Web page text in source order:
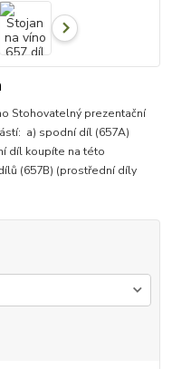
Stohovatelný prezentační
a) spodní díl (657A)
díl koupíte na této
(657B) (prostřední díly